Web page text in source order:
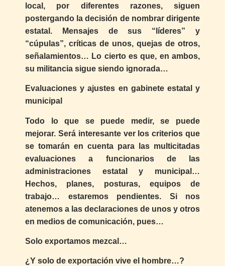
local, por diferentes razones, siguen
postergando la decisión de nombrar dirigente
estatal. Mensajes de sus “líderes” y
“cúpulas”, críticas de unos, quejas de otros,
señalamientos… Lo cierto es que, en ambos,
su militancia sigue siendo ignorada…
Evaluaciones y ajustes en gabinete estatal y
municipal
Todo lo que se puede medir, se puede
mejorar. Será interesante ver los criterios que
se tomarán en cuenta para las multicitadas
evaluaciones a funcionarios de las
administraciones estatal y municipal…
Hechos, planes, posturas, equipos de
trabajo… estaremos pendientes. Si nos
atenemos a las declaraciones de unos y otros
en medios de comunicación, pues…
Solo exportamos mezcal…
¿Y solo de exportación vive el hombre…?